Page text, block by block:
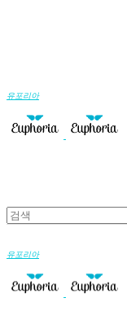
유포리아
유포리아